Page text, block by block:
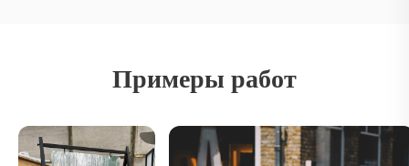
Примеры работ